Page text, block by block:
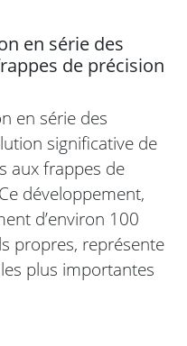
en série des
de précision
en série des
significative de
aux frappes de
développement,
d’environ 100
propres, représente
plus importantes